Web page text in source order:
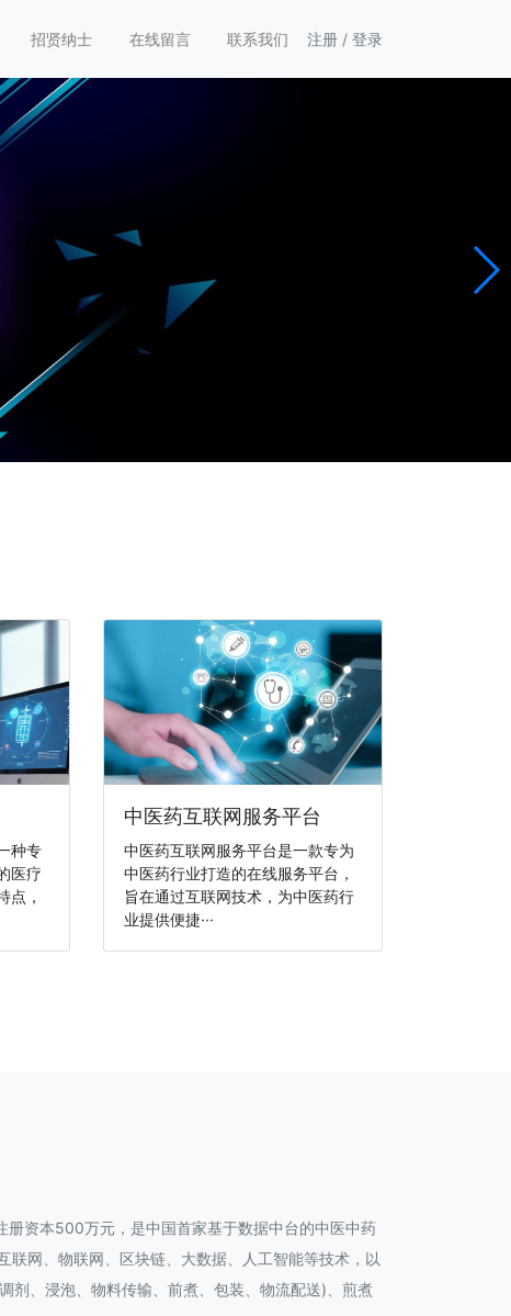
招贤纳士 在线留言 联系我们 注册 / 登录
种专
医疗
点，
中医药互联网服务平台
中医药互联网服务平台是一款专为
中医药行业打造的在线服务平台，
旨在通过互联网技术，为中医药行
业提供便捷···
资本500万元，是中国首家基于数据中台的中医中药
网、物联网、区块链、大数据、人工智能等技术，以
剂、浸泡、物料传输、前煮、包装、物流配送)、煎煮